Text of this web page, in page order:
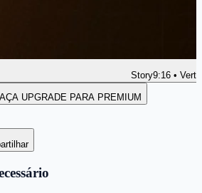
Story9:16 •
UPGRADE PARA PREMIUM